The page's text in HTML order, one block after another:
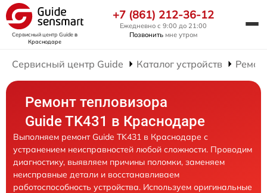
Сервисный центр Guideв
Краснодаре
+7 (861) 212-36-12
Ежедневно с 9:00 до 21:00
Позвонить мне утром
Сервисный центр Guide Каталог устройств
Ремонт тепловизора
Guide TK431 в Краснодаре
Выполняем ремонт Guide TK431 в Краснодаре с
устранением неисправностей любой сложности. Проводим
диагностику, выявляем причины поломки, заменяем
неисправные детали и восстанавливаем
работоспособность устройства. Используем оригинальные